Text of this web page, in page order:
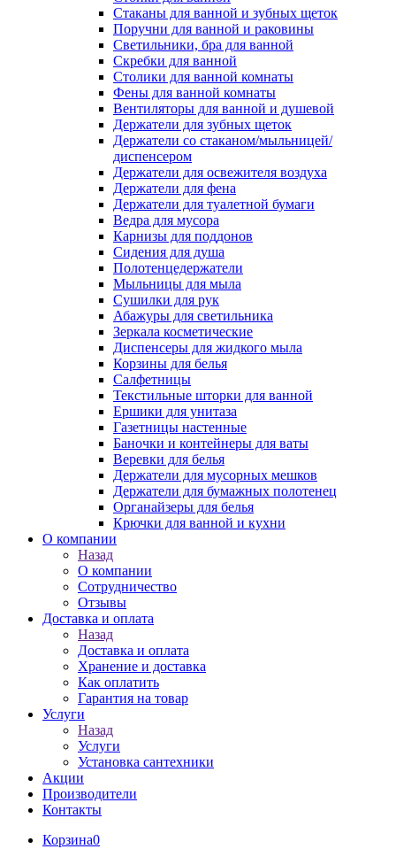
Стаканы для ванной и зубных щеток
Поручни для ванной и раковины
Светильники, бра для ванной
Скребки для ванной
Столики для ванной комнаты
Фены для ванной комнаты
Вентиляторы для ванной и душевой
Держатели для зубных щеток
Держатели со стаканом/мыльницей/
диспенсером
Держатели для освежителя воздуха
Держатели для фена
Держатели для туалетной бумаги
Ведра для мусора
Карнизы для поддонов
Сидения для душа
Полотенцедержатели
Мыльницы для мыла
Сушилки для рук
Абажуры для светильника
Зеркала косметические
Диспенсеры для жидкого мыла
Корзины для белья
Салфетницы
Текстильные шторки для ванной
Ершики для унитаза
Газетницы настенные
Баночки и контейнеры для ваты
Веревки для белья
Держатели для мусорных мешков
Держатели для бумажных полотенец
Органайзеры для белья
Крючки для ванной и кухни
О компании
Назад
О компании
Сотрудничество
Отзывы
Доставка и оплата
Назад
Доставка и оплата
Хранение и доставка
Как оплатить
Гарантия на товар
Услуги
Назад
Услуги
Установка сантехники
Акции
Производители
Контакты
Корзина0